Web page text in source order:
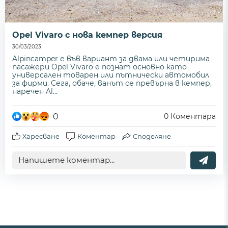
Opel Vivaro с нова кемпер версия
30/03/2023
Alpincamper е във вариант за двама или четирима
пасажери Opel Vivaro е познат основно като
универсален товарен или пътнически автомобил
за фирми. Сега, обаче, ванът се превърна в кемпер,
наречен Al...
0 0 Коментара
Харесване Коментар Споделяне